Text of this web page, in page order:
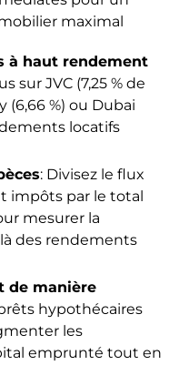
maximal
à haut rendement
sur JVC (7,25 % de
(6,66 %) ou Dubai
locatifs
: Divisez le flux
impôts par le total
mesurer la
des rendements
de manière
hypothécaires
les
emprunté tout en